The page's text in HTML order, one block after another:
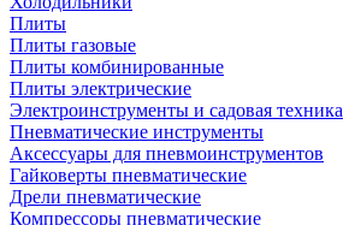
Плиты
Плиты газовые
Плиты комбинированные
Плиты электрические
Электроинструменты и садовая техника
Пневматические инструменты
Аксессуары для пневмоинструментов
Гайковерты пневматические
Дрели пневматические
Компрессоры пневматические